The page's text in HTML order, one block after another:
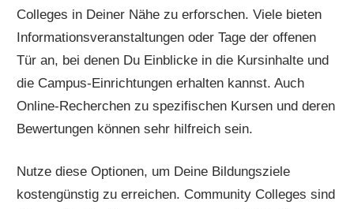
Colleges in Deiner Nähe zu erforschen. Viele bieten
Informationsveranstaltungen oder Tage der offenen
Tür an, bei denen Du Einblicke in die Kursinhalte und
die Campus-Einrichtungen erhalten kannst. Auch
Online-Recherchen zu spezifischen Kursen und deren
Bewertungen können sehr hilfreich sein.
Nutze diese Optionen, um Deine Bildungsziele
kostengünstig zu erreichen. Community Colleges sind